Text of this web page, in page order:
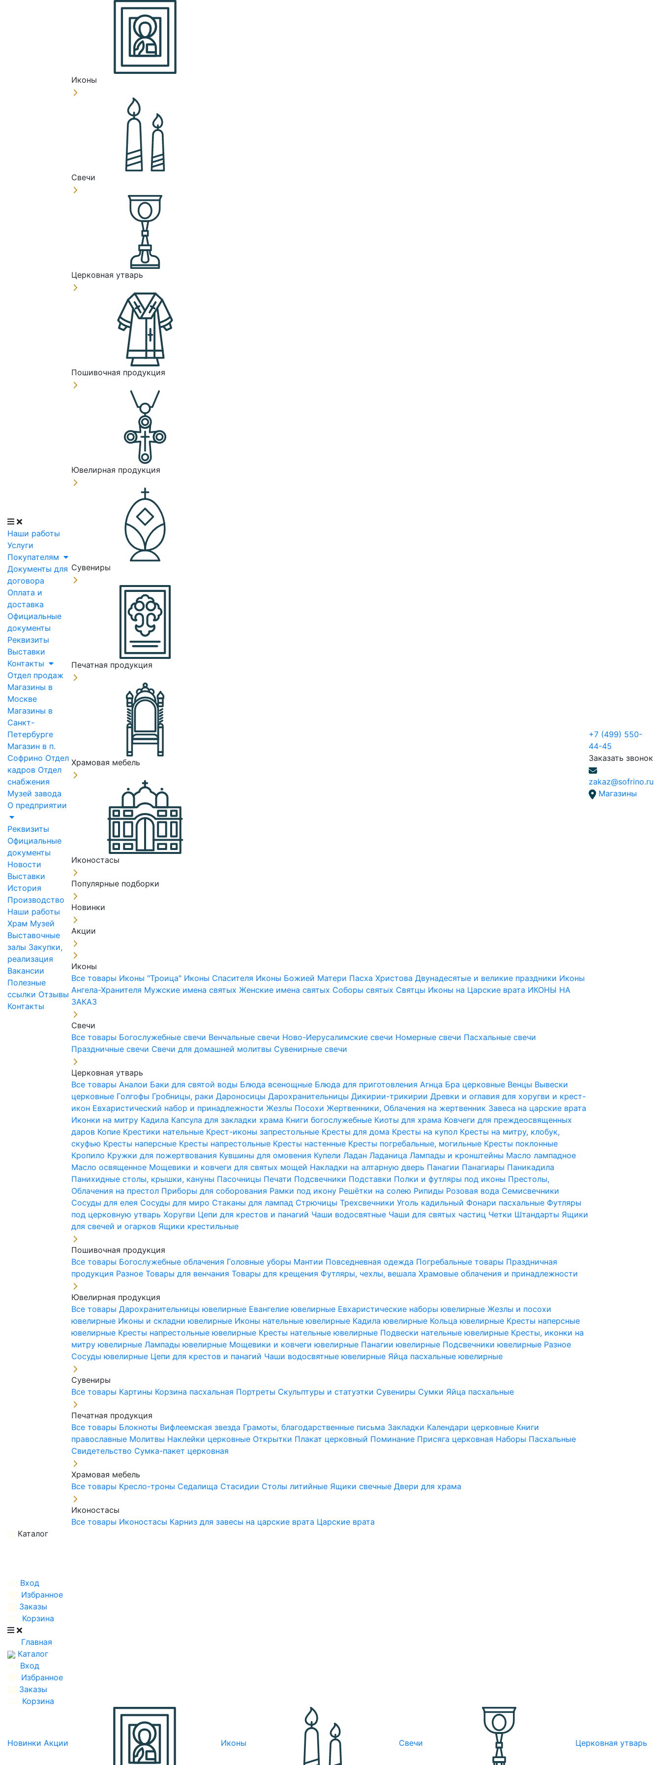
Наши работы
Услуги
Покупателям
Документы для
договора
Оплата и
доставка
Официальные
документы
Реквизиты
Выставки
Контакты
Отдел продаж
Магазины в
Москве
Магазины в
Санкт-
Петербурге
Магазин в п.
Софрино Отдел
кадров Отдел
снабжения
Музей завода
О предприятии
Реквизиты
Официальные
документы
Новости
Выставки
История
Производство
Наши работы
Храм Музей
Выставочные
залы Закупки,
реализация
Вакансии
Полезные
ссылки Отзывы
Контакты
Иконы
Свечи
Церковная утварь
Пошивочная продукция
Ювелирная продукция
Сувениры
Печатная продукция
Храмовая мебель
Иконостасы
Популярные подборки
Новинки
Акции
Иконы
Все товары Иконы "Троица" Иконы Спасителя Иконы Божией Матери Пасха ХристоваДвунадесятые и великие праздники Иконы
Ангела-Хранителя Мужские имена святыхЖенские имена святых Соборы святых Святцы Иконы на Царские врата ИКОНЫ НА
ЗАКАЗ
Свечи
Все товары Богослужебные свечи Венчальные свечи Ново-Иерусалимские свечи Номерные свечи Пасхальные свечи
Праздничные свечи Свечи для домашней молитвы Сувенирные свечи
Церковная утварь
Все товарыАналои Баки для святой воды Блюда всенощные Блюда для приготовления Агнца Бра церковные Венцы Вывески
церковные Голгофы Гробницы, ракиДароносицыДарохранительницыДикирии-трикирииДревки и оглавия для хоругви и крест-
икон Евхаристический набор и принадлежностиЖезлы ПосохиЖертвенники, Облачения на жертвенник Завеса на царские врата
Иконки на митру Кадила Капсула для закладки храма Книги богослужебные Киоты для храма Ковчеги для преждеосвященных
даров Копие Крестики нательные Крест-иконы запрестольные Кресты для дома Кресты на купол Кресты на митру, клобук,
скуфью Кресты наперсные Кресты напрестольные Кресты настенные Кресты погребальные, могильные Кресты поклонные
Кропило Кружки для пожертвования Кувшины для омовения КупелиЛаданЛаданицаЛампады и кронштейны Масло лампадное
Масло освященное Мощевики и ковчеги для святых мощей Накладки на алтарную дверь Панагии Панагиары Паникадила
Панихидные столы, крышки, кануны Пасочницы Печати Подсвечники Подставки Полки и футляры под иконы Престолы,
Облачения на престол Приборы для соборования Рамки под икону Решётки на солею Рипиды Розовая вода Семисвечники
Сосуды для елея Сосуды для миро Стаканы для лампад СтрючицыТрехсвечникиУголь кадильный Фонари пасхальные Футляры
под церковную утварьХоругви Цепи для крестов и панагий Чаши водосвятные Чаши для святых частиц Четки Штандарты Ящики
для свечей и огарков Ящики крестильные
Пошивочная продукция
Все товары Богослужебные облачения Головные уборы Мантии Повседневная одежда Погребальные товары Праздничная
продукция РазноеТовары для венчанияТовары для крещения Футляры, чехлы, вешалаХрамовые облачения и принадлежности
Ювелирная продукция
Все товарыДарохранительницы ювелирные Евангелие ювелирные Евхаристические наборы ювелирныеЖезлы и посохи
ювелирные Иконы и складни ювелирные Иконы нательные ювелирные Кадила ювелирные Кольца ювелирные Кресты наперсные
ювелирные Кресты напрестольные ювелирные Кресты нательные ювелирные Подвески нательные ювелирные Кресты, иконки на
митру ювелирныеЛампады ювелирные Мощевики и ковчеги ювелирные Панагии ювелирные Подсвечники ювелирные Разное
Сосуды ювелирные Цепи для крестов и панагий Чаши водосвятные ювелирные Яйца пасхальные ювелирные
Сувениры
Все товары Картины Корзина пасхальная Портреты Скульптуры и статуэтки Сувениры Сумки Яйца пасхальные
Печатная продукция
Все товары Блокноты Вифлеемская звезда Грамоты, благодарственные письма Закладки Календари церковные Книги
православные Молитвы Наклейки церковные Открытки Плакат церковный Поминание Присяга церковная Наборы Пасхальные
Свидетельство Сумка-пакет церковная
Храмовая мебель
Все товары Кресло-троны Седалища Стасидии Столы литийные Ящики свечныеДвери для храма
Иконостасы
Все товары Иконостасы Карниз для завесы на царские врата Царские врата
+7 (499) 550-
44-45
Заказать звонок
zakaz@sofrino.ru
Магазины
Каталог
Вход
Избранное
Заказы
Корзина
Главная
Каталог
Вход
Избранное
Заказы
Корзина
Новинки Акции Иконы Свечи Церковная утварь